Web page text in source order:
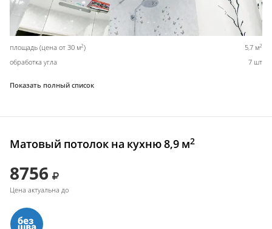
площадь (цена от 30 м2) 5,7 м2
обработка угла 7 шт
Показать полный список
Матовый потолок на кухню 8,9 м2
8756
Цена актуальна до